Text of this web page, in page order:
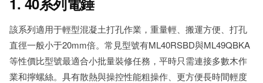
該系列適用于輕型混凝土打孔作業，重量輕、搬運方便、打孔
直徑一般小于20mm倍。常見型號有ML40RSBD與ML49QBKA
等性價比型號最適合小批量裝修任務，平時只需連接多數木作
業和擰螺絲。具有散熱與操控性能粗操作、更方便長時間輕度